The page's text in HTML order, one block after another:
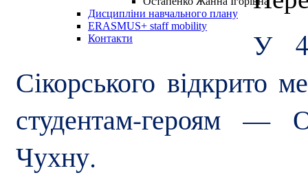
Дисципліни навчального плану
ERASMUS+ staff mobility
Контакти
У
Сікорського відкрито
студентам-героям —
Чухну.